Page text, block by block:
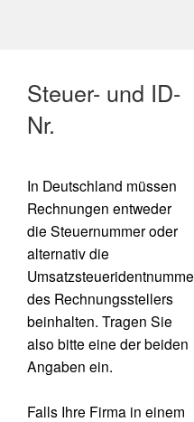
Steuer- und ID-
Nr.
In Deutschland müssen
Rechnungen entweder
die Steuernummer oder
alternativ die
Umsatzsteueridentnummer
des Rechnungsstellers
beinhalten. Tragen Sie
also bitte eine der beiden
Angaben ein.
Falls Ihre Firma in einem